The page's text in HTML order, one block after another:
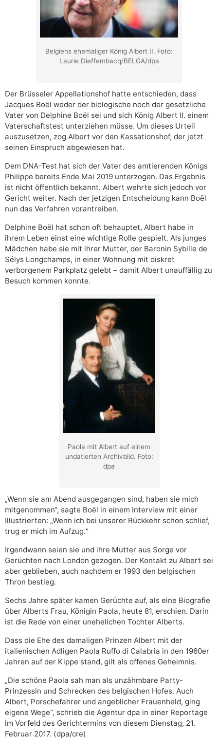
Belgiens ehemaliger König Albert II. Foto:
Laurie Dieffembacq/BELGA/dpa
Der Brüsseler Appellationshof hatte entschieden, dass
Jacques Boël weder der biologische noch der gesetzliche
Vater von Delphine Boël sei und sich König Albert II. einem
Vaterschaftstest unterziehen müsse. Um dieses Urteil
auszusetzen, zog Albert vor den Kassationshof, der jetzt
seinen Einspruch abgewiesen hat.
Dem DNA-Test hat sich der Vater des amtierenden Königs
Philippe bereits Ende Mai 2019 unterzogen. Das Ergebnis
ist nicht öffentlich bekannt. Albert wehrte sich jedoch vor
Gericht weiter. Nach der jetzigen Entscheidung kann Boël
nun das Verfahren vorantreiben.
Delphine Boël hat schon oft behauptet, Albert habe in
ihrem Leben einst eine wichtige Rolle gespielt. Als junges
Mädchen habe sie mit ihrer Mutter, der Baronin Sybille de
Sélys Longchamps, in einer Wohnung mit diskret
verborgenem Parkplatz gelebt – damit Albert unauffällig zu
Besuch kommen konnte.
Paola mit Albert auf einem
undatierten Archivbild. Foto:
dpa
„Wenn sie am Abend ausgegangen sind, haben sie mich
mitgenommen“, sagte Boël in einem Interview mit einer
Illustrierten: „Wenn ich bei unserer Rückkehr schon schlief,
trug er mich im Aufzug.“
Irgendwann seien sie und ihre Mutter aus Sorge vor
Gerüchten nach London gezogen. Der Kontakt zu Albert sei
aber geblieben, auch nachdem er 1993 den belgischen
Thron bestieg.
Sechs Jahre später kamen Gerüchte auf, als eine Biografie
über Alberts Frau, Königin Paola, heute 81, erschien. Darin
ist die Rede von einer unehelichen Tochter Alberts.
Dass die Ehe des damaligen Prinzen Albert mit der
italienischen Adligen Paola Ruffo di Calabria in den 1960er
Jahren auf der Kippe stand, gilt als offenes Geheimnis.
„Die schöne Paola sah man als unzähmbare Party-
Prinzessin und Schrecken des belgischen Hofes. Auch
Albert, Porschefahrer und angeblicher Frauenheld, ging
eigene Wege“, schrieb die Agentur dpa in einer Reportage
im Vorfeld des Gerichtermins von diesem Dienstag, 21.
Februar 2017. (dpa/cre)